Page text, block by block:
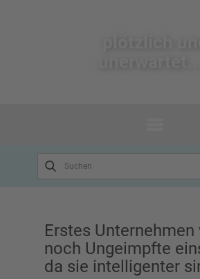
Erstes
noch Ungeimpfte
da sie intelligenter